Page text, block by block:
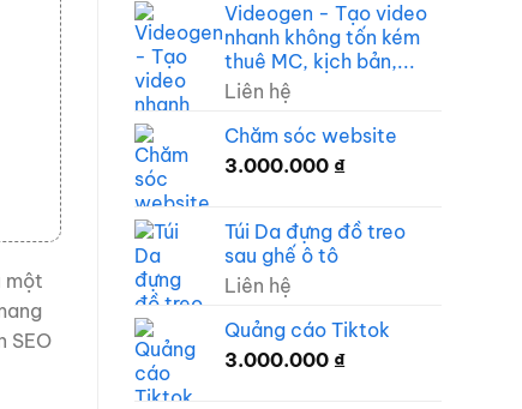
một
SEO
là:
6.000.000 ₫.
tại
là:
5.000.000 ₫.
Videogen - Tạo video
nhanh không tốn kém
thuê MC, kịch bản,...
Liên hệ
Chăm sóc website
3.000.000 ₫
Túi Da đựng đồ treo
sau ghế ô tô
Liên hệ
Quảng cáo Tiktok
3.000.000 ₫